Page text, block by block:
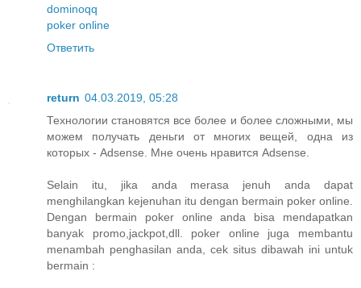
dominoqq
poker online
Ответить
return 04.03.2019, 05:28
Технологии становятся все более и более сложными, мы
можем получать деньги от многих вещей, одна из
которых - Adsense. Мне очень нравится Adsense.
Selain itu, jika anda merasa jenuh anda dapat
menghilangkan kejenuhan itu dengan bermain poker online.
Dengan bermain poker online anda bisa mendapatkan
banyak promo,jackpot,dll. poker online juga membantu
menambah penghasilan anda, cek situs dibawah ini untuk
bermain :